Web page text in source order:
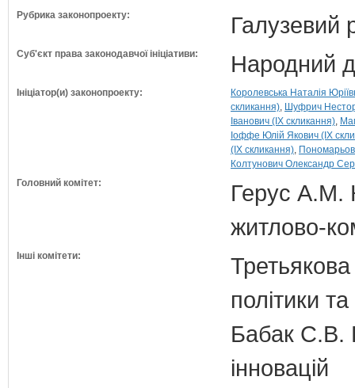
Рубрика законопроекту: Галузевий
Суб'єкт права законодавчої ініціативи: Народний
Ініціатор(и) законопроекту:
Королевська Наталія
скликання) Шуфрич Нестор
Іванович (IX скликання)
Іоффе Юлій Якович (IX
(IX скликання)
Колтунович Олександр
Головний комітет:
Герус А.М.
житлово-
Інші комітети:
політики
Бабак С.В.
інновацій